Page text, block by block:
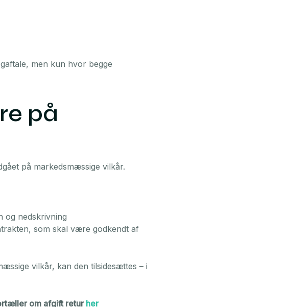
men kun hvor begge
på
på markedsmæssige vilkår.
og nedskrivning
som skal være godkendt af
vilkår, kan den tilsidesættes – i
om afgift retur her